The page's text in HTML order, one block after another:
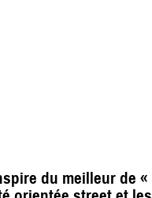
du meilleur de «